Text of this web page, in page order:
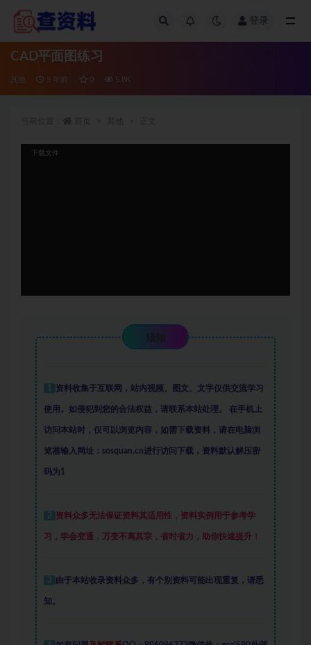
登录
CAD平面图练习
其他 5 年前 0 5.8K
下载文件
须知
1 资料收集于互联网 ， 站内视频、图文、文字仅供交流学习
使用。如侵犯到您的合法权益，请联系本站处理。 在手机上
访问本站时，仅可以浏览内容，如需下载资料，请在电脑浏
览器输入网址：sosquan.cn进行访问下载， 资料默认解压密
码为1
2 资料众多无法保证资料其适用性，资料实例 用于参考学
习，学会变通，万变不离其宗，省时省力，助你快速提升！
3 由于本站收录资料众多，有个别资料可能出现重复，请悉
知。